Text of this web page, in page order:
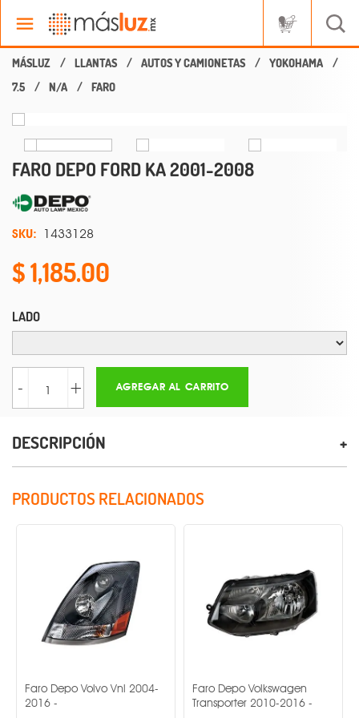
LLANTAS AUTOS Y CAMIONETAS
YOKOHAMA
7.5
N/A FARO
FARO DEPO FORD KA 2001-2008
SKU: 1433128
1,185.00
LADO
- + AGREGAR AL CARRITO
DESCRIPCIÓN
PRODUCTOS RELACIONADOS
Depo Volvo Vnl 2004-
Faro Depo Volkswagen
Transporter 2010-2016 -